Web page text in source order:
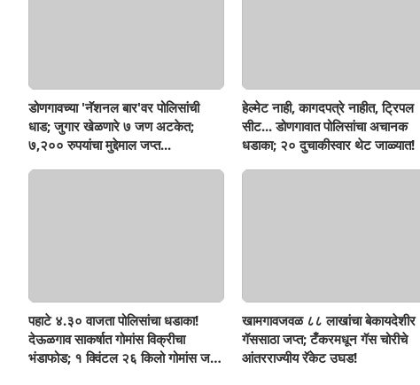
डोणगावच्या 'नॅशनल बार'वर पोलिसांची
धाड; जुगार खेळणारे ७ जण अटकेत;
७,२०० रुपयांचा मुद्देमाल जप्त...
हेल्मेट नाही, कागदपत्रे नाहीत, ट्रिपल
सीट... डोणगावात पोलिसांचा अचानक
धडाका; २० दुचाकीस्वार थेट जाळ्यात!
पहाटे ४.३० वाजता पोलिसांचा धडाका!
देऊळगाव साकर्षात गोमांस विक्रीचा
भंडाफोड; १ क्विंटल २६ किलो गोमांस जप्त,
खामगावजवळ ८८ लाखांचा बेकायदेशीर
गॅससाठा जप्त; टँकरमधून गॅस चोरीचे
आंतरराज्यीय रॅकेट उघड!